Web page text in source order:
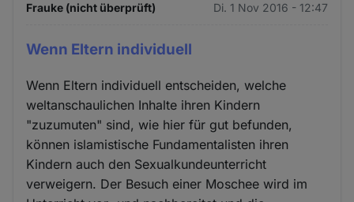
Frauke (nicht überprüft) Di. 1 Nov 2016 - 12:47
Wenn Eltern individuell
Wenn Eltern individuell entscheiden, welche
weltanschaulichen Inhalte ihren Kindern
"zuzumuten" sind, wie hier für gut befunden,
können islamistische Fundamentalisten ihren
Kindern auch den Sexualkundeunterricht
verweigern. Der Besuch einer Moschee wird im